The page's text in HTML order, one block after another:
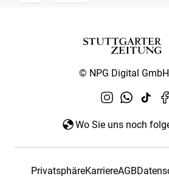
© NPG Digital
Wo Sie uns noch
PrivatsphäreKarriereAGB